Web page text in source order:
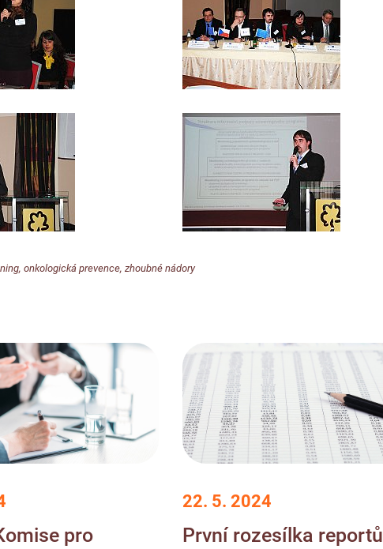
, onkologická prevence, zhoubné nádory
pro
22. 5. 2024
První rozesílka reportů